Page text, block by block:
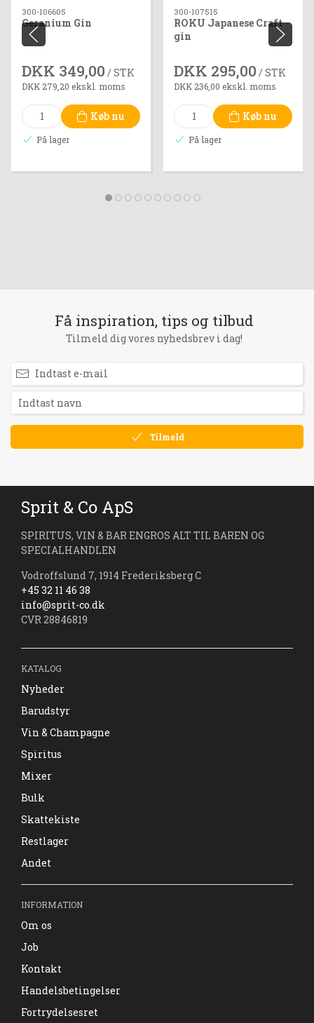
300-106605
Geranium Gin
DKK 349,00 / STK
DKK 279,20 ekskl. moms
Køb nu
På lager
300-107515
ROKU Japanese Craft
gin
DKK 295,00 / STK
DKK 236,00 ekskl. moms
Køb nu
På lager
Få inspiration, tips og tilbud
Tilmeld dig vores nyhedsbrev i dag!
Tilmeld
Sprit & Co ApS
SPIRITUS, VIN & BAR ENGROS ALT TIL BAREN OG
SPECIALHANDLEN
Vodroffslund 7, 1914 Frederiksberg C
+45 32 11 46 38
info@sprit-co.dk
CVR 28846819
KATALOG
Nyheder
Barudstyr
Vin & Champagne
Spiritus
Mixer
Bulk
Skattekiste
Restlager
Andet
INFORMATION
Om os
Job
Kontakt
Handelsbetingelser
Fortrydelsesret